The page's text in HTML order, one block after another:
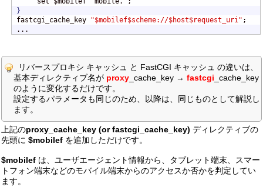
}
fastcgi_cache_key
"$mobilef$scheme://$host$request_uri" ;
...
リバースプロキシ キャッシュ と FastCGI キャッシュ の違いは、
基本ディレクティブ名が proxy _cache_key → fastcgi _cache_key
のように変化するだけです。
設定するパラメータも同じのため、以降は、同じものとして解説し
ます。
上記のproxy_cache_key (or fastcgi_cache_key) ディレクティブの
先頭に $mobilef を追加しただけです。
$mobilef は、ユーザエージェント情報から、タブレット端末、スマー
トフォン端末などのモバイル端末からのアクセスか否かを判定してい
ます。